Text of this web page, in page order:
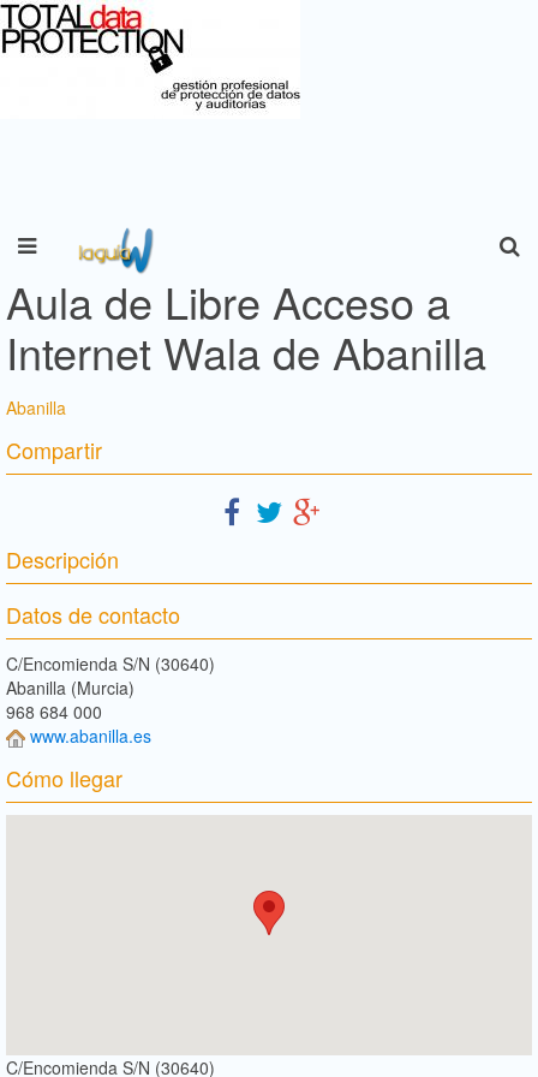
Aula de Libre Acceso a
Internet Wala de Abanilla
Abanilla
Compartir
Descripción
Datos de contacto
C/Encomienda S/N (30640)
Abanilla (Murcia)
968 684 000
www.abanilla.es
Cómo llegar
C/Encomienda S/N (30640)